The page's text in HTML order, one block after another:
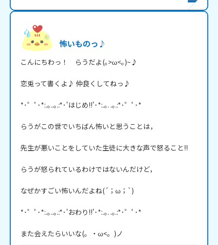
怖いものっ♪
こんにちわっ！　らうだよ(｡>ω<｡)~♪
恋兎って書くよ♪ 仲良くしてねっ♪
*･゜ﾟ･*:.｡..｡.:*･'はじめ!!'･*:.｡. .｡.:*･゜ﾟ･*
らうがこの世でいちばん怖いと思うことは，
先生が悪いことをしていた生徒に大きな声で怒ること!!
らうが怒られているわけではないんだけど，
なぜかすごい怖いんだよね(´；ω；`)
*･゜ﾟ･*:.｡..｡.:*･'おわり!!'･*:.｡. .｡.:*･゜ﾟ･*